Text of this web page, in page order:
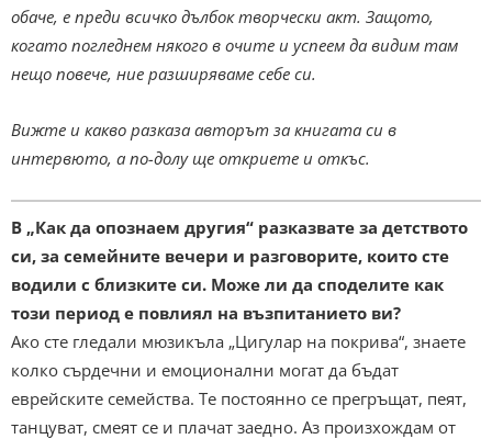
обаче, е преди всичко дълбок творчески акт. Защото,
когато погледнем някого в очите и успеем да видим там
нещо повече, ние разширяваме себе си.
Вижте и какво разказа авторът за книгата си в
интервюто, а по-долу ще откриете и откъс.
В „Как да опознаем другия“ разказвате за детството
си, за семейните вечери и разговорите, които сте
водили с близките си. Може ли да споделите как
този период е повлиял на възпитанието ви?
Ако сте гледали мюзикъла „Цигулар на покрива“, знаете
колко сърдечни и емоционални могат да бъдат
еврейските семейства. Те постоянно се прегръщат, пеят,
танцуват, смеят се и плачат заедно. Аз произхождам от